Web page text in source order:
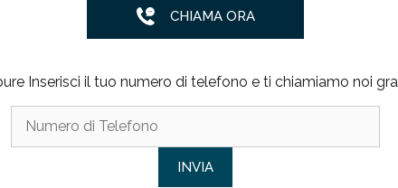
CHIAMA ORA
Inserisci il tuo numero di telefono e ti chiamiamo noi